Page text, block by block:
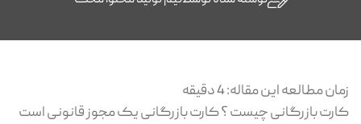
زمان مطالعه این مقاله:4دقیقه
کارت بازرگانی چیست ؟ کارت بازرگانی یک مجوز قانونی است